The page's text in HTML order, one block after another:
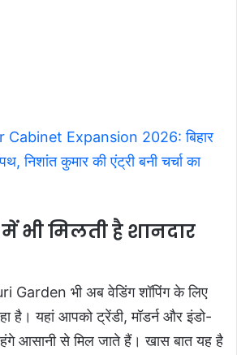
Cabinet Expansion 2026: बिहार
निशांत कुमार की एंट्री बनी चर्चा का
में भी मिलती है शानदार
Garden भी अब वेडिंग शॉपिंग के लिए
है। यहां आपको ट्रेंडी, मॉडर्न और इंडो-
आसानी से मिल जाते हैं। खास बात यह है